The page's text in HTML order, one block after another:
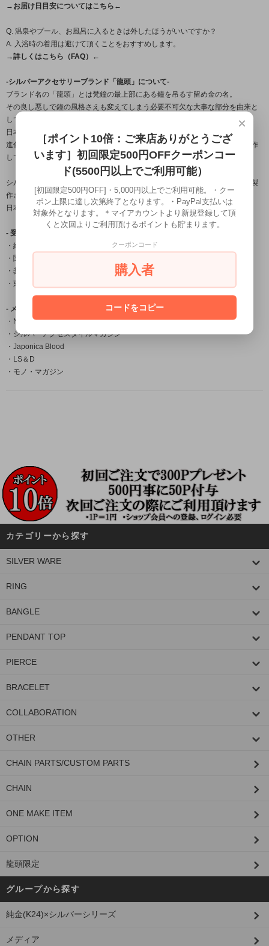
→お届け日目安についてはこちら←
Q. 温泉やプール、お風呂に入るときは外したほうがいいですか？
A. 入浴時の着用は避けて頂くことをおすすめします。
→詳しくはこちら（FAQ）←
-シルバーアクセサリーブランド「龍頭」について-
ブランド名の「龍頭」とは梵鐘の最上部にある鐘を吊るす留め金の名。
その良し悪しで鐘の風格さえも変えてしまう必要不可欠な大事な部分を由来と
しており、
日本古来から受け継がれている銀器の伝統技法を用いながら、
進化する伝統をコンセプトに身に付ける者に独特の存在感を与える作品を製作
しております。
シルバーアクセサリー龍頭は数々の賞を受賞している「小平光嵐」によって製
作され
日本国内だけでなく海外の取引先でも販売されご愛用頂いております。
- 受賞一覧 -
・経済産業大臣賞
・関東経済産業局長賞
・奨励賞
・東京銀器伝統工芸士会会長賞
- メディア掲載 -
・Netflix「今際の国のアリス」シーズン2物品提供
・シルバーアクセスタイルマガジン
・Japonica Blood
・LS＆D
・モノ・マガジン
カテゴリーから探す
SILVER WARE
RING
BANGLE
PENDANT TOP
PIERCE
BRACELET
COLLABORATION
OTHER
CHAIN PARTS/CUSTOM PARTS
CHAIN
ONE MAKE ITEM
OPTION
龍頭限定
グループから探す
純金(K24)×シルバーシリーズ
メディア
×
［ポイント10倍：ご来店ありがとうござ
います］初回限定500円OFFクーポンコー
ド(5500円以上でご利用可能）
[初回限定500円OFF]・5,000円以上でご利用可能。・クー
ポン上限に達し次第終了となります。・PayPal支払いは
対象外となります。＊マイアカウントより新規登録して頂
くと次回よりご利用頂けるポイントも貯まります。
クーポンコード
購入者
コードをコピー